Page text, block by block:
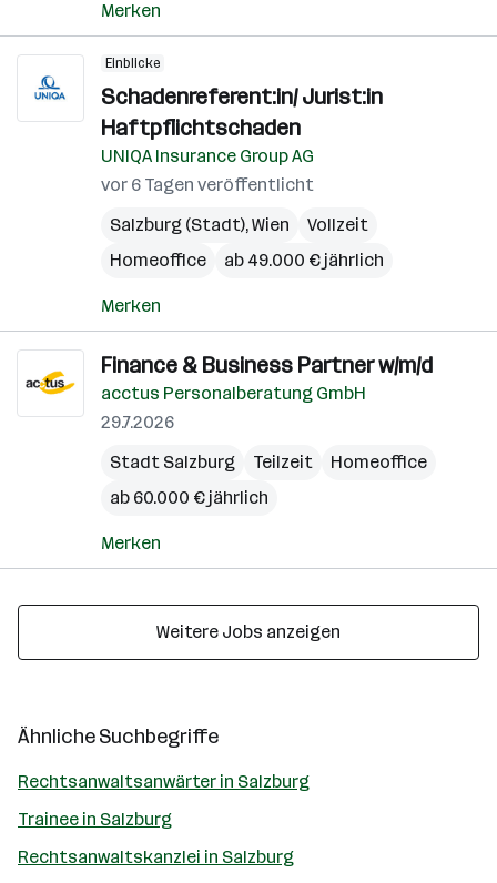
Merken
Einblicke
Schadenreferent:in/ Jurist:in
Haftpflichtschaden
UNIQA Insurance Group AG
vor 6 Tagen veröffentlicht
Salzburg (Stadt),Wien
Vollzeit
Homeoffice
ab 49.000 € jährlich
Merken
Finance & Business Partner w/m/d
acctus Personalberatung GmbH
29.7.2026
Stadt Salzburg
Teilzeit
Homeoffice
ab 60.000 € jährlich
Merken
Weitere Jobs anzeigen
Ähnliche Suchbegriffe
Rechtsanwaltsanwärter in Salzburg
Trainee in Salzburg
Rechtsanwaltskanzlei in Salzburg